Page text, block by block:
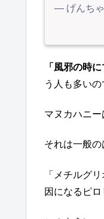
— げんち
「風邪の時
う人も多いの
マヌカハニ
それは一般の
「メチルグ
因になるピ